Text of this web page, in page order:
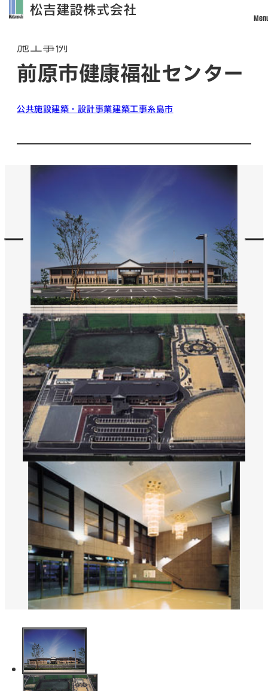
トップ
松吉建設について
戸建住宅事業
管理・改修・リフォーム事業
施工実績
採用情報
社員インタビュー
数字から見える松吉建設
福利厚生
募集要項・応募フォーム
インフォメーション
お問い合わせ
サイトマップ
個人情報のお取り扱いについて
お電話でのお問い合わせ
TEL.092-323-3960
受付／8:30〜17:00 (土・日・祝休み)
SNS
matsuyoshi.official
松吉建設株式会社
matsuyoshi_kensetsu
matsuyoshi_kensetsu
つむぎの家
matsuyoshikensetsu
施工事例
前原市健康福祉センター
公共施設建築・設計事業建築工事糸島市